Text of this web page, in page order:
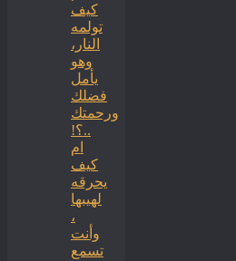
كيف
تولمه
النار،
وهو
يأمل
فضلك
ورحمتك
..؟!
ام
كيف
يحرقه
لهيبها
،
وأنت
تسمع